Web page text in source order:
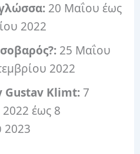
20 Μαΐου έως
2022
25 Μαΐου
2022
Gustav Klimt: 7
έως 8
2023